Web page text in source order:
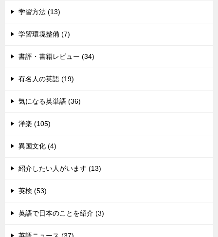
学習方法 (13)
学習環境整備 (7)
書評・書籍レビュー (34)
有名人の英語 (19)
気になる英単語 (36)
洋楽 (105)
異国文化 (4)
紹介したい人がいます (13)
英検 (53)
英語で日本のことを紹介 (3)